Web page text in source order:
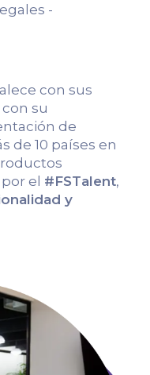
-
con sus
su
de
de 10 países en
el #FSTalent,
y